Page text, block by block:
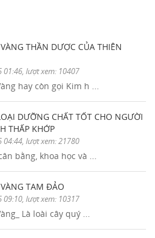
THẦN DƯỢC CỦA THIÊN
lượt xem: 10407
hay còn gọi Kim h ...
DƯỠNG CHẤT TỐT CHO NGƯỜI
THẤP KHỚP
lượt xem: 21780
bằng, khoa học và ...
TAM ĐẢO
lượt xem: 10317
Là loài cây quý ...